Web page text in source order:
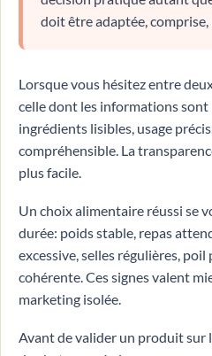
doit être adaptée,
Lorsque vous hésitez entre
celle dont les informations sont
ingrédients lisibles, usage
compréhensible. La
plus facile.
Un choix alimentaire réussi se
durée: poids stable, repas
excessive, selles régulières,
cohérente. Ces signes valent
marketing isolée.
Avant de valider un produit sur